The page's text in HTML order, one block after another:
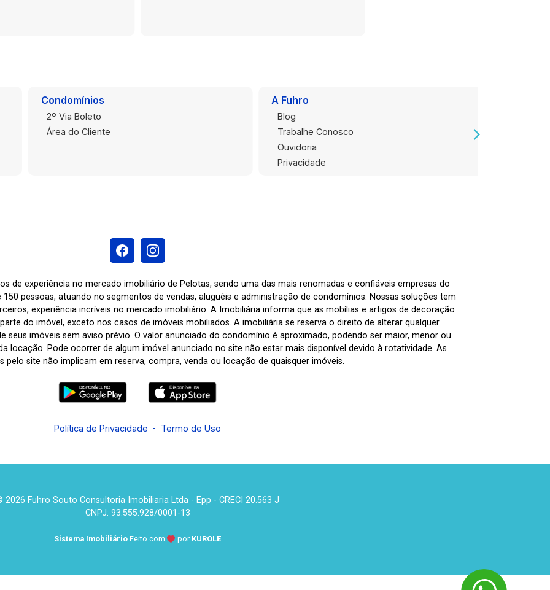
Condomínios
2º Via Boleto
Área do Cliente
A Fuhro
Blog
Trabalhe Conosco
Ouvidoria
Privacidade
de experiência no mercado imobiliário de Pelotas, sendo uma das mais renomadas e confiáveis empresas do
pessoas, atuando no segmentos de vendas, aluguéis e administração de condomínios. Nossas soluções tem
experiência incríveis no mercado imobiliário. A Imobiliária informa que as mobílias e artigos de decoração
do imóvel, exceto nos casos de imóveis mobiliados. A imobiliária se reserva o direito de alterar qualquer
seus imóveis sem aviso prévio. O valor anunciado do condomínio é aproximado, podendo ser maior, menor ou
locação. Pode ocorrer de algum imóvel anunciado no site não estar mais disponível devido à rotatividade. As
pelo site não implicam em reserva, compra, venda ou locação de quaisquer imóveis.
Política de Privacidade - Termo de Uso
2026 Fuhro Souto Consultoria Imobiliaria Ltda - Epp - CRECI 20.563 J
CNPJ: 93.555.928/0001-13
Sistema Imobiliário Feito com por KUROLE